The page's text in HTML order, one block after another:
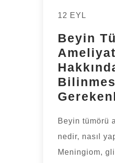
12 EYL
Beyin
Beyin tümörü
nedir, nasıl
Meningiom,